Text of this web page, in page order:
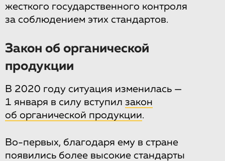
жесткого государственного контроля
за соблюдением этих стандартов.
Закон об органической
продукции
В 2020 году ситуация изменилась —
1 января в силу вступил закон
об органической продукции.
Во-первых, благодаря ему в стране
появились более высокие стандарты